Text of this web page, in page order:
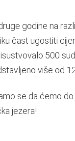
godine na
čast ugostiti
500
više od
se da ćemo
jezera!